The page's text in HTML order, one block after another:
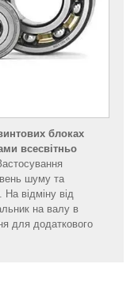
блоках
всесвітньо
шуму та
На відміну від
на валу в
для додаткового